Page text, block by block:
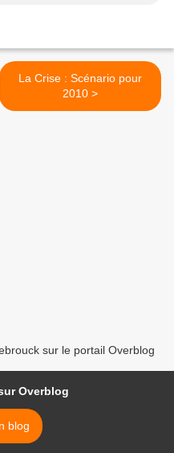
La Crise : Scénario pour
2010 >
sur le portail Overblog
Overblog
blog